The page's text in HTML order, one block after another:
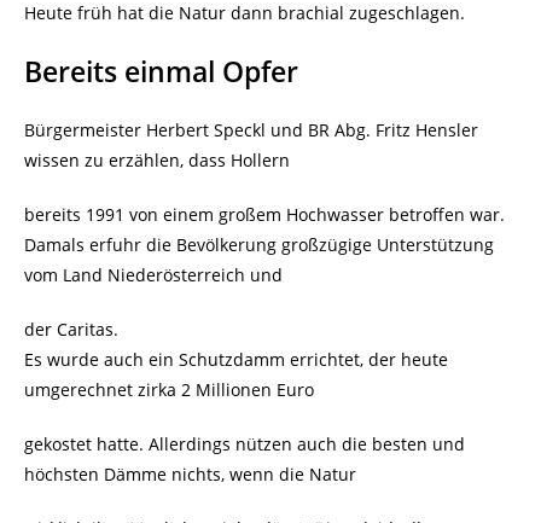
Heute früh hat die Natur dann brachial zugeschlagen.
Bereits einmal Opfer
Bürgermeister Herbert Speckl und BR Abg. Fritz Hensler
wissen zu erzählen, dass Hollern
bereits 1991 von einem großem Hochwasser betroffen war.
Damals erfuhr die Bevölkerung großzügige Unterstützung
vom Land Niederösterreich und
der Caritas.
Es wurde auch ein Schutzdamm errichtet, der heute
umgerechnet zirka 2 Millionen Euro
gekostet hatte. Allerdings nützen auch die besten und
höchsten Dämme nichts, wenn die Natur